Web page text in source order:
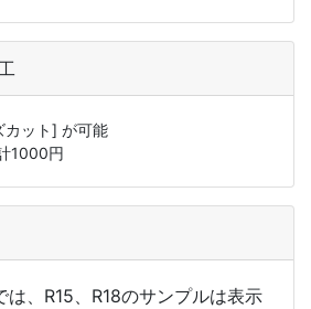
カット] が可能
1000円
、R15、R18のサンプルは表示